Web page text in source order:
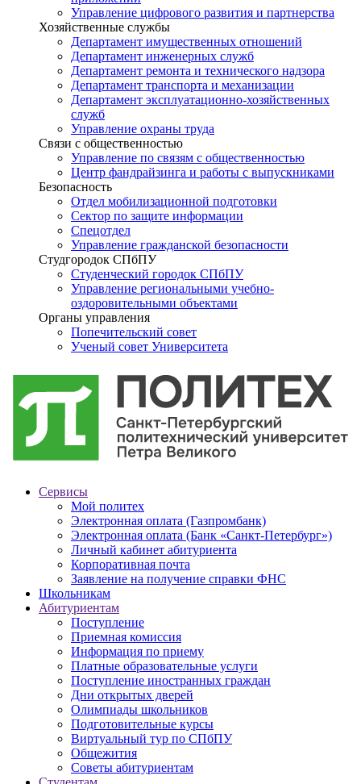
Управление цифрового развития и партнерства
Хозяйственные службы
Департамент имущественных отношений
Департамент инженерных служб
Департамент ремонта и технического надзора
Департамент транспорта и механизации
Департамент эксплуатационно-хозяйственных
служб
Управление охраны труда
Связи с общественностью
Управление по связям с общественностью
Центр фандрайзинга и работы с выпускниками
Безопасность
Отдел мобилизационной подготовки
Сектор по защите информации
Спецотдел
Управление гражданской безопасности
Студгородок СПбПУ
Студенческий городок СПбПУ
Управление региональными учебно-
оздоровительными объектами
Органы управления
Попечительский совет
Ученый совет Университета
Сервисы
Мой политех
Электронная оплата (Газпромбанк)
Электронная оплата (Банк «Санкт-Петербург»)
Личный кабинет абитуриента
Корпоративная почта
Заявление на получение справки ФНС
Школьникам
Абитуриентам
Поступление
Приемная комиссия
Информация по приему
Платные образовательные услуги
Поступление иностранных граждан
Дни открытых дверей
Олимпиады школьников
Подготовительные курсы
Виртуальный тур по СПбПУ
Общежития
Советы абитуриентам